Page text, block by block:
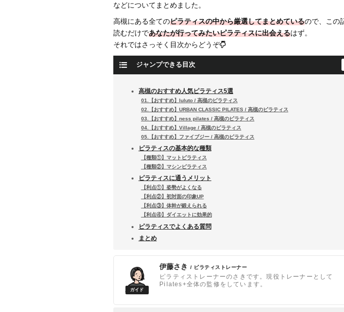
などについてまとめました。
高槻にある全てのピラティスの中から厳選してまとめているので、この
読むだけであなたが行ってみたいピラティスに出会えるはず。
それではさっそく目次からどうぞ
ジャンプできる目次
高槻のおすすめ人気ピラティス5選
01.【おすすめ】luluto / 高槻のピラティス
02.【おすすめ】URBAN CLASSIC PILATES / 高槻のピラティス
03.【おすすめ】ness pilates / 高槻のピラティス
04.【おすすめ】Village / 高槻のピラティス
05.【おすすめ】ファイブジー / 高槻のピラティス
ピラティスの基本的な種類
【種類①】マットピラティス
【種類②】マシンピラティス
ピラティスに通うメリット
【利点①】姿勢がよくなる
【利点②】初対面の印象UP
【利点③】体幹が鍛えられる
【利点④】ダイエットに効果的
ピラティスでよくある質問
まとめ
伊藤さき / ピラティストレーナー
ピラティストレーナーのさきです。現役トレーナーとして
Pilates+全体の監修をしています。